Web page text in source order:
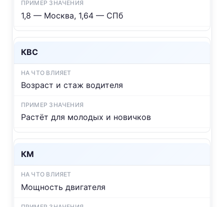
1,8 — Москва, 1,64 — СПб
КВС
Возраст и стаж водителя
Растёт для молодых и новичков
КМ
Мощность двигателя